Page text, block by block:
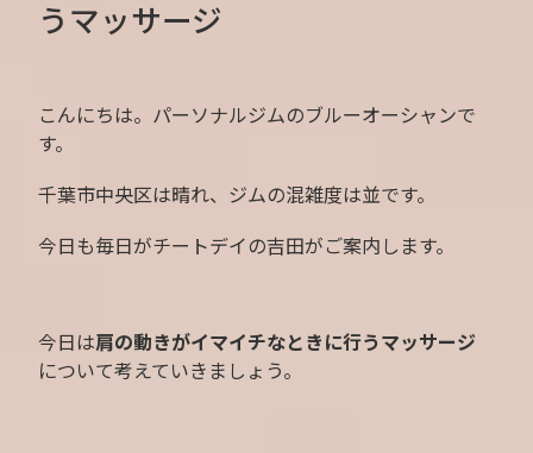
うマッサージ
こんにちは。パーソナルジムのブルーオーシャンで
す。
千葉市中央区は晴れ、ジムの混雑度は並です。
今日も毎日がチートデイの吉田がご案内します。
今日は肩の動きがイマイチなときに行うマッサージ
について考えていきましょう。